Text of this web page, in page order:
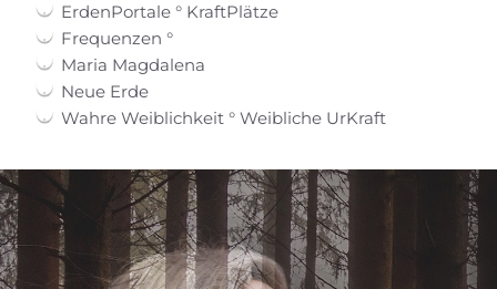
ErdenPortale ° KraftPlätze
Frequenzen °
Maria Magdalena
Neue Erde
Wahre Weiblichkeit ° Weibliche UrKraft